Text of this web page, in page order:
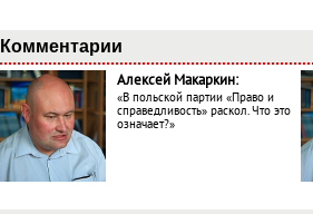
Комментарии
Алексей Макаркин:
«В польской партии «Право и
справедливость» раскол. Что это
означает?»